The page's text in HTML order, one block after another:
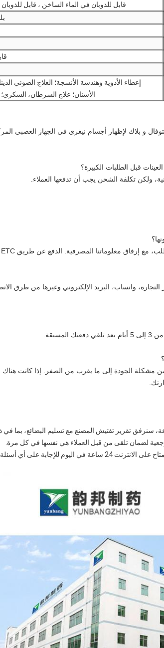
قابل للذوبان في الماء الساخن ، قابل للذوبان
إعطاء الأدوية وهندسة الأنسجة؛ العلاج الضوئي
الأسنان؛ علاج السرطان،
و بلاك لإظهار أجسام نيغري في الجهاز العصبي
ولكن تكلفة الشحن يجب أن تدفعها العملاء.
واتساب، البريد الإلكتروني وغيرها من طرق
مشكلة الجودة إلى ما يقرب من الصفر. إذا كانت
لضمان تلقى من قبل العملاء هي نفسها في كل مرة.